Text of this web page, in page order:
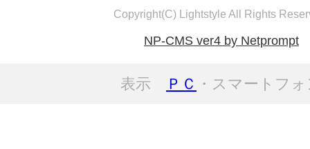
Copyright(C) Lightstyle All Rights
NP-CMS ver4 by Netprompt
表示 ＰＣ ・スマートフ